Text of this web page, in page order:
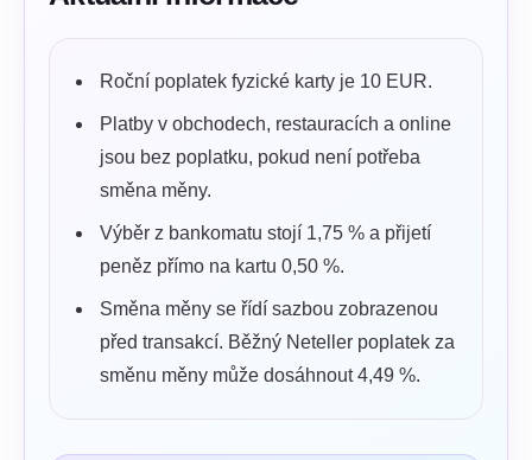
Roční poplatek fyzické karty je 10 EUR.
Platby v obchodech, restauracích a online
jsou bez poplatku, pokud není potřeba
směna měny.
Výběr z bankomatu stojí 1,75 % a přijetí
peněz přímo na kartu 0,50 %.
Směna měny se řídí sazbou zobrazenou
před transakcí. Běžný Neteller poplatek za
směnu měny může dosáhnout 4,49 %.